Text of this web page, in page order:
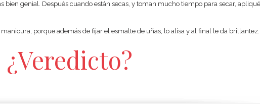
bien genial. Después cuando están secas, y toman mucho tiempo para secar, apliqué
manicura, porque además de fijar el esmalte de uñas, lo alisa y al final le da brillantez.
¿Veredicto?